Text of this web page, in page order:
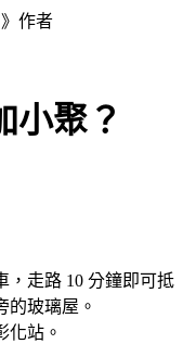
作者
小聚？
，走路 10 分鐘即可抵
的玻璃屋。
化站。